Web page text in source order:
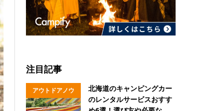
注目記事
アウトドアノウ
ハウ
北海道のキャンピングカー
のレンタルサービスおすす